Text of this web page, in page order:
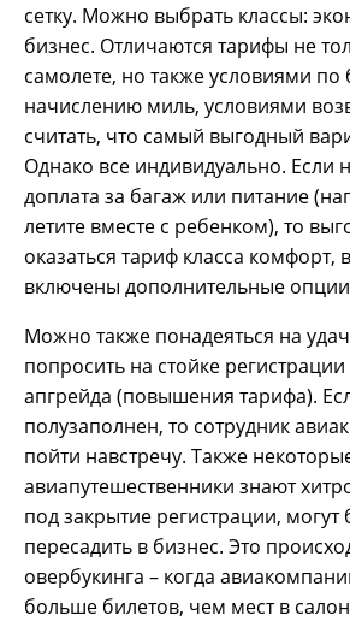
сетку. Можно выбрать классы:
бизнес. Отличаются тарифы не
самолете, но также условиями по
начислению миль, условиями
считать, что самый выгодный
Однако все индивидуально. Если
доплата за багаж или питание
летите вместе с ребенком), то
оказаться тариф класса комфорт,
включены дополнительные
Можно также понадеяться на
попросить на стойке
апгрейда (повышения тарифа).
полузаполнен, то сотрудник
пойти навстречу. Также
авиапутешественники знают
под закрытие регистрации, могут
пересадить в бизнес. Это
овербукинга – когда
больше билетов, чем мест в